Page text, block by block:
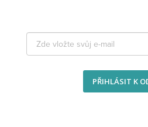
PŘIHLÁSIT K